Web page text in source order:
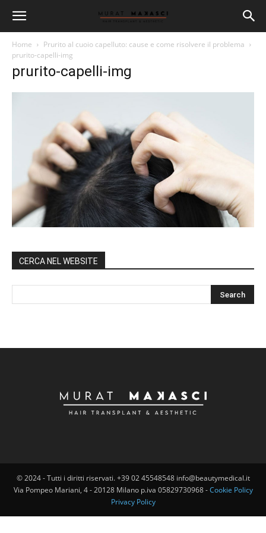
Home
Prurito al cuoio capelluto: cause e come risolvere il problema
prurito-capelli-img
prurito-capelli-img
CERCA NEL WEBSITE
© 2024 - Tutti i diritti riservati. +39 02 45548548 info@beautymedical.it
Via Pompeo Mariani, 4 - 20128 Milano p.iva 05829730968 -Cookie Policy
Privacy Policy